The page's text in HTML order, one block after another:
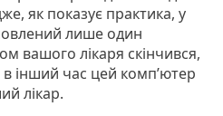
як показує практика, у
лише один
вашого лікаря скінчився,
інший час цей комп’ютер
лікар.